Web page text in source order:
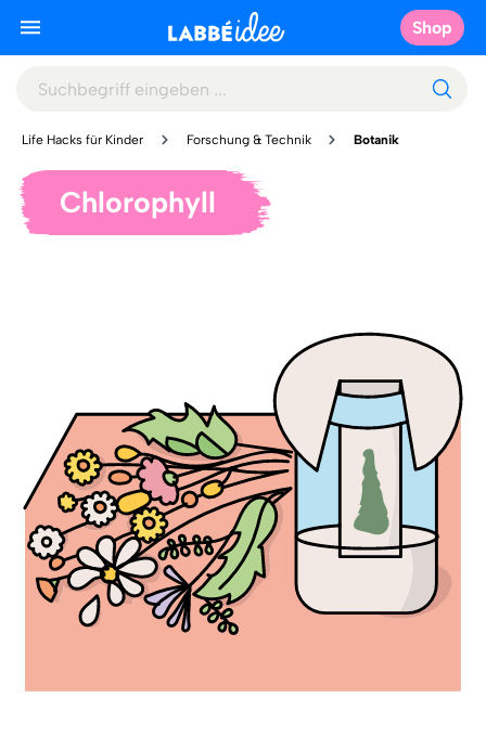
Shop
Life Hacks für Kinder Forschung & Technik Botanik
Chlorophyll